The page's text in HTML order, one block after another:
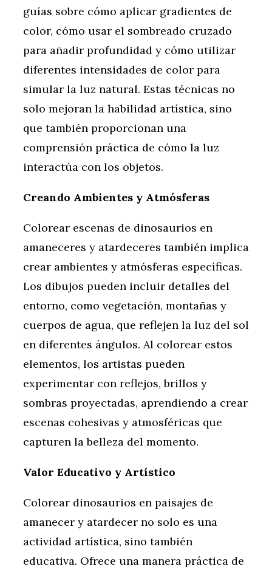
guías sobre cómo aplicar gradientes de
color, cómo usar el sombreado cruzado
para añadir profundidad y cómo utilizar
diferentes intensidades de color para
simular la luz natural. Estas técnicas no
solo mejoran la habilidad artística, sino
que también proporcionan una
comprensión práctica de cómo la luz
interactúa con los objetos.
Creando Ambientes y Atmósferas
Colorear escenas de dinosaurios en
amaneceres y atardeceres también implica
crear ambientes y atmósferas específicas.
Los dibujos pueden incluir detalles del
entorno, como vegetación, montañas y
cuerpos de agua, que reflejen la luz del sol
en diferentes ángulos. Al colorear estos
elementos, los artistas pueden
experimentar con reflejos, brillos y
sombras proyectadas, aprendiendo a crear
escenas cohesivas y atmosféricas que
capturen la belleza del momento.
Valor Educativo y Artístico
Colorear dinosaurios en paisajes de
amanecer y atardecer no solo es una
actividad artística, sino también
educativa. Ofrece una manera práctica de